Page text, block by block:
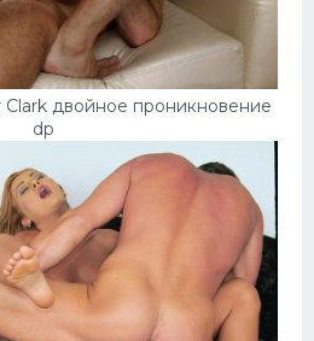
Clark двойное проникновение
dp